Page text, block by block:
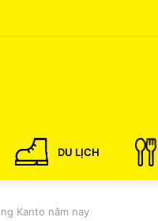
DU LỊCH
Kanto năm nay